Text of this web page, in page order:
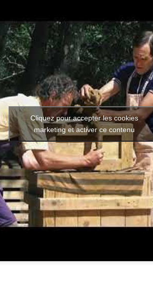
Cliquez pour accepter les cookies
marketing et activer ce contenu